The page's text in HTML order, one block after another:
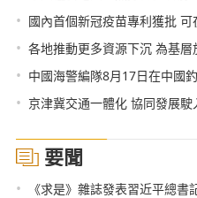
• 國內首個新冠疫苗專利獲批
• 各地推動更多資源下沉 為基層
• 中國海警編隊8月17日在中國
• 京津冀交通一體化 協同發展駛
要聞
• 《求是》雜誌發表習近平總書